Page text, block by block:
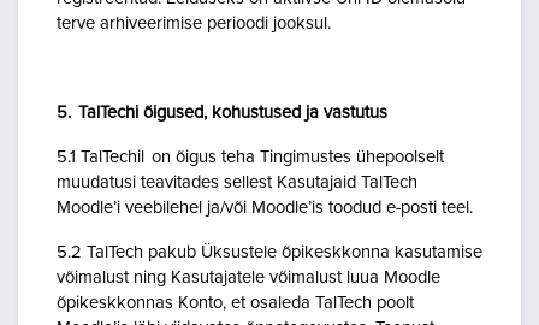
terve arhiveerimise perioodi jooksul.
5. TalTechi õigused, kohustused ja vastutus
5.1 TalTechil on õigus teha Tingimustes ühepoolselt
muudatusi teavitades sellest Kasutajaid TalTech
Moodle’i veebilehel ja/või Moodle’is toodud e-posti teel.
5.2 TalTech pakub Üksustele õpikeskkonna kasutamise
võimalust ning Kasutajatele võimalust luua Moodle
õpikeskkonnas Konto, et osaleda TalTech poolt